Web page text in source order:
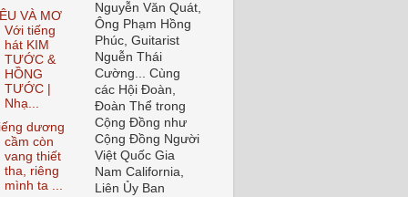
VÀ MƠ
Với tiếng
hát KIM
TƯỚC &
HỒNG
TƯỚC |
Nhạ...
dương
cầm còn
vang thiết
tha, riêng
mình ta ...
Nguyễn Văn Quát,
Ông Phạm Hồng
Phúc, Guitarist
Nguễn Thái
Cường... Cùng
các Hội Đoàn,
Đoàn Thể trong
Cộng Đồng như
Cộng Đồng Người
Việt Quốc Gia
Nam California,
Liên Ủy Ban